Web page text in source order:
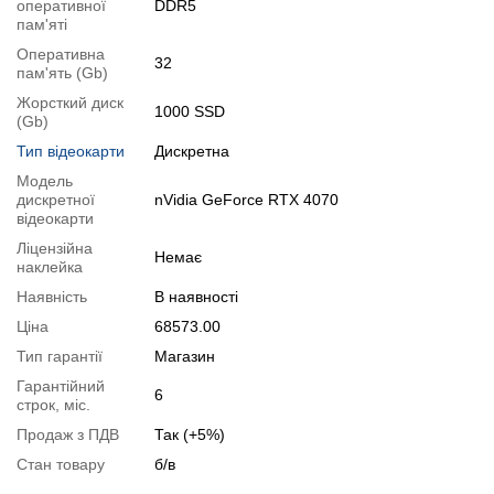
Специфікація, тести та технічні звіти
Специфікація процесора:
Тестування процесора:
Специфікація відеокарти:
Тестування відеокарти: nVidia GeForce RTX 4070
Відеоогляд
Запит оптової ціни
оперативної
пам'яті
DDR5
Оперативна
пам'ять (Gb)
32
Жорсткий диск
(Gb)
1000 SSD
Тип відеокарти
Дискретна
Модель
дискретної
відеокарти
nVidia GeForce RTX 4070
Ліцензійна
наклейка
Немає
Наявність
В наявності
Ціна
68573.00
Тип гарантії
Магазин
Гарантійний
строк, міс.
6
Продаж з ПДВ
Так (+5%)
Стан товару
б/в